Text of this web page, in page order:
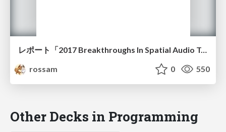
レポート「2017 Breakthroughs In Spatial Audio Technologies 」
rossam
0 550
Other Decks in Programming